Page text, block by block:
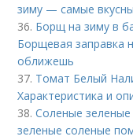
зиму — самые
36. Борщ на зиму в
Борщевая заправка
оближешь
37. Томат Белый
Характеристика и
38.Соленые
зеленые соленые